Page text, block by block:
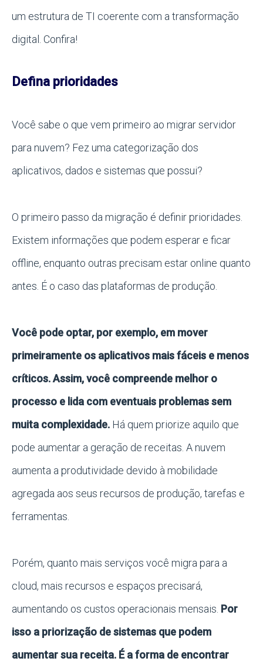
um estrutura de TI coerente com a transformação
digital. Confira!
Defina prioridades
Você sabe o que vem primeiro ao migrar servidor
para nuvem? Fez uma categorização dos
aplicativos, dados e sistemas que possui?
O primeiro passo da migração é definir prioridades.
Existem informações que podem esperar e ficar
offline, enquanto outras precisam estar online quanto
antes. É o caso das plataformas de produção.
Você pode optar, por exemplo, em mover
primeiramente os aplicativos mais fáceis e menos
críticos. Assim, você compreende melhor o
processo e lida com eventuais problemas sem
muita complexidade. Há quem priorize aquilo que
pode aumentar a geração de receitas. A nuvem
aumenta a produtividade devido à mobilidade
agregada aos seus recursos de produção, tarefas e
ferramentas.
Porém, quanto mais serviços você migra para a
cloud, mais recursos e espaços precisará,
aumentando os custos operacionais mensais. Por
isso a priorização de sistemas que podem
aumentar sua receita. É a forma de encontrar